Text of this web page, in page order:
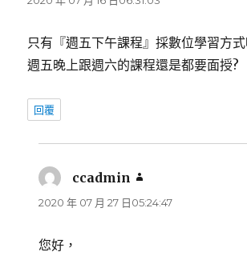
只有『週五下午課程』採數位學習方
週五晚上跟週六的課程還是都要面授?
回覆
ccadmin
示:
2020 年 07 月 27 日05:24:47
您好，